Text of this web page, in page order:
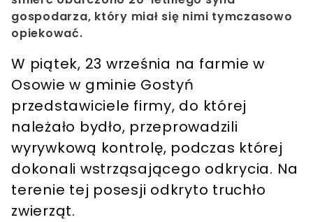
gospodarza, który miał się nimi tymczasowo
opiekować.
W piątek, 23 września na farmie w
Osowie w gminie Gostyń
przedstawiciele firmy, do której
należało bydło, przeprowadzili
wyrywkową kontrolę, podczas której
dokonali wstrząsającego odkrycia. Na
terenie tej posesji odkryto truchło
zwierząt.